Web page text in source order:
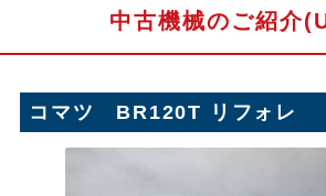
中古機械のご紹介
コマツ BR120T リフォレ